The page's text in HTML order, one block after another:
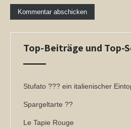
Top-Beiträge und Top-
Stufato ??? ein italienischer
Spargeltarte ??
Le Tapie Rouge